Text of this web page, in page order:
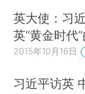
英大使：习
英“黄金时代
2015年10月16日
习近平访英